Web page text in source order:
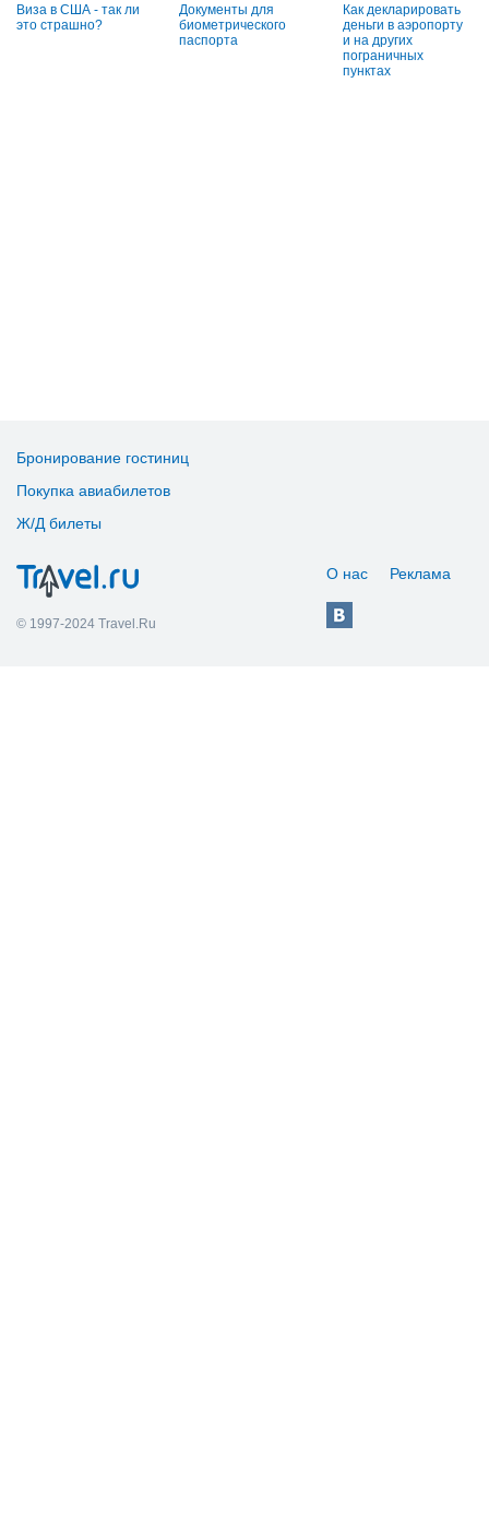
Виза в США - так ли
это страшно?
Документы для
биометрического
паспорта
Как декларировать
деньги в аэропорту
и на других
пограничных
пунктах
Бронирование гостиниц
Покупка авиабилетов
Ж/Д билеты
© 1997-2024 Travel.Ru
О нас Реклама